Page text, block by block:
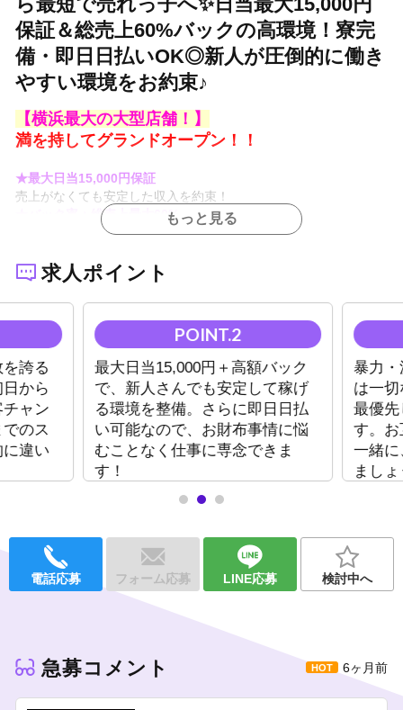
保証＆総売上60%バックの高環境！寮完
備・即日日払いOK◎新人が圧倒的に働き
やすい環境をお約束♪
【横浜最大の大型店舗！】
満を持してグランドオープン！！
★最大日当15,000円保証
売上がなくても安定した収入を約束！
★バック率：総売上最大60%
頑張った分がダイレクトに給与へ反映！
急な出費があっても安心、その日に現金支給！
★支度金制度＆面接交通費支給
入店時の負担を最小限に抑えます！
未経験者さんに選ばれる最大の理由は、圧倒的な「チャンスの
数」です！
横浜エリアでもトップクラスの新規・フリーのお客様がご来店さ
れるため、入店初日から接客の機会が豊富にあります。
独自の研修カリキュラムに加え、先輩スタッフがマンツーマンで
売れるノウハウを伝授します。
暴力・派閥・厳しい上下関係は一切排除。風通しの良い環境で、
のびのびと個性を伸ばせるのが当店の自慢です。
レギュラー：保証日当 or 総売上の60%バック
準レギュラー：保証日当 or 55%バック
◆貸しスーツあり
ホストという仕事に不安を感じる必要はありません！
もっと見る
求人ポイント
誇る
から
ャン
のス
違い
最大日当15,000円＋高額バック
で、新人さんでも安定して稼げ
る環境を整備。さらに即日日払
い可能なので、お財布事情に悩
むことなく仕事に専念できま
す！
暴力・
は一切
最優先
す。お
一緒に
ましょ
電話応募 フォーム応募 LINE応募 検討中へ
急募コメント 6ヶ月前